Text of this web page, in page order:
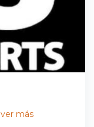
ver más